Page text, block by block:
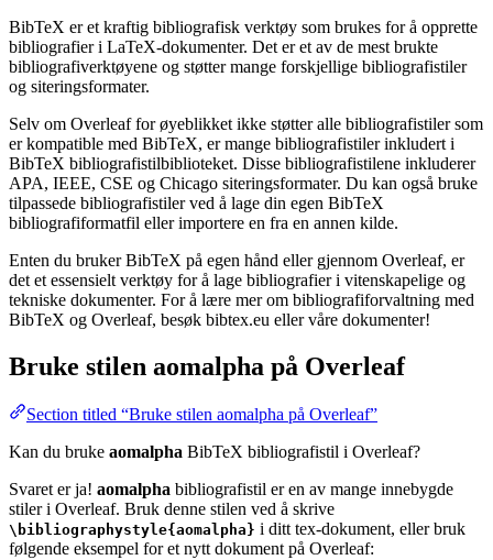
BibTeX er et kraftig bibliografisk verktøy som brukes for å opprette
bibliografier i LaTeX-dokumenter. Det er et av de mest brukte
bibliografiverktøyene og støtter mange forskjellige bibliografistiler
og siteringsformater.
Selv om Overleaf for øyeblikket ikke støtter alle bibliografistiler som
er kompatible med BibTeX, er mange bibliografistiler inkludert i
BibTeX bibliografistilbiblioteket. Disse bibliografistilene inkluderer
APA, IEEE, CSE og Chicago siteringsformater. Du kan også bruke
tilpassede bibliografistiler ved å lage din egen BibTeX
bibliografiformatfil eller importere en fra en annen kilde.
Enten du bruker BibTeX på egen hånd eller gjennom Overleaf, er
det et essensielt verktøy for å lage bibliografier i vitenskapelige og
tekniske dokumenter. For å lære mer om bibliografiforvaltning med
BibTeX og Overleaf, besøk bibtex.eu eller våre dokumenter!
Bruke stilen aomalpha på Overleaf
Section titled “Bruke stilen aomalpha på Overleaf”
Kan du bruke aomalpha BibTeX bibliografistil i Overleaf?
Svaret er ja! aomalpha bibliografistil er en av mange innebygde
stiler i Overleaf. Bruk denne stilen ved å skrive
\bibliographystyle{aomalpha} i ditt tex-dokument, eller bruk
følgende eksempel for et nytt dokument på Overleaf: